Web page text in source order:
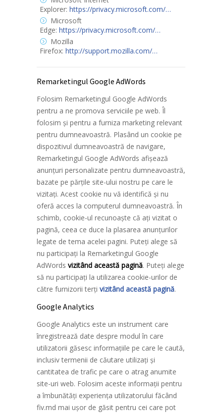
Explorer: https://privacy.microsoft.com/…
Microsoft
Edge: https://privacy.microsoft.com/…
Mozilla
Firefox: http://support.mozilla.com/…
Remarketingul Google AdWords
Folosim Remarketingul Google AdWords
pentru a ne promova serviciile pe web. Îl
folosim și pentru a furniza marketing relevant
pentru dumneavoastră. Plasând un cookie pe
dispozitivul dumneavoastră de navigare,
Remarketingul Google AdWords afișează
anunțuri personalizate pentru dumneavoastră,
bazate pe părțile site-ului nostru pe care le
vizitați. Acest cookie nu vă identifică și nu
oferă acces la computerul dumneavoastră. În
schimb, cookie-ul recunoaște că ați vizitat o
pagină, ceea ce duce la plasarea anunțurilor
legate de tema acelei pagini. Puteți alege să
nu participați la Remarketingul Google
AdWords vizitând această pagină. Puteți alege
să nu participați la utilizarea cookie-urilor de
către furnizorii terți vizitând această pagină.
Google Analytics
Google Analytics este un instrument care
înregistrează date despre modul în care
utilizatorii găsesc informațiile pe care le caută,
inclusiv termenii de căutare utilizați și
cantitatea de trafic pe care o atrag anumite
site-uri web. Folosim aceste informații pentru
a îmbunătăți experiența utilizatorului făcând
fiv.md mai ușor de găsit pentru cei care pot